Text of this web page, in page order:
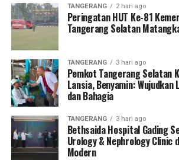
TANGERANG 2 hari ago
Peringatan HUT Ke-81
Tangerang Selatan
TANGERANG 3 hari ago
Pemkot Tangerang Selatan
Lansia, Benyamin:
dan Bahagia
TANGERANG 3 hari ago
Bethsaida Hospital Gading
Urology & Nephrology Clinic
Modern